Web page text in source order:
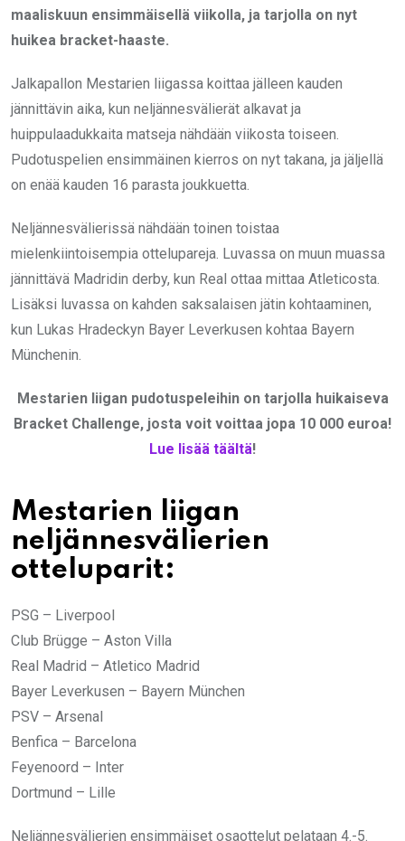
maaliskuun ensimmäisellä viikolla, ja tarjolla on nyt
huikea bracket-haaste.
Jalkapallon Mestarien liigassa koittaa jälleen kauden
jännittävin aika, kun neljännesvälierät alkavat ja
huippulaadukkaita matseja nähdään viikosta toiseen.
Pudotuspelien ensimmäinen kierros on nyt takana, ja jäljellä
on enää kauden 16 parasta joukkuetta.
Neljännesvälierissä nähdään toinen toistaa
mielenkiintoisempia ottelupareja. Luvassa on muun muassa
jännittävä Madridin derby, kun Real ottaa mittaa Atleticosta.
Lisäksi luvassa on kahden saksalaisen jätin kohtaaminen,
kun Lukas Hradeckyn Bayer Leverkusen kohtaa Bayern
Münchenin.
Mestarien liigan pudotuspeleihin on tarjolla huikaiseva
Bracket Challenge, josta voit voittaa jopa 10 000 euroa!
Lue lisää täältä!
Mestarien liigan
neljännesvälierien
otteluparit:
PSG – Liverpool
Club Brügge – Aston Villa
Real Madrid – Atletico Madrid
Bayer Leverkusen – Bayern München
PSV – Arsenal
Benfica – Barcelona
Feyenoord – Inter
Dortmund – Lille
Neljännesvälierien ensimmäiset osaottelut pelataan 4.-5.